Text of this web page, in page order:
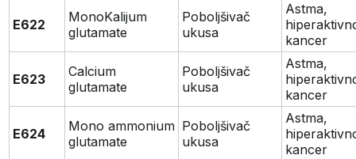
E622
MonoKalijum
glutamate
Poboljšivač
ukusa
Astma,
kancer
E623
Calcium
glutamate
Poboljšivač
ukusa
Astma,
kancer
E624
Mono ammonium
glutamate
Poboljšivač
ukusa
Astma,
kancer